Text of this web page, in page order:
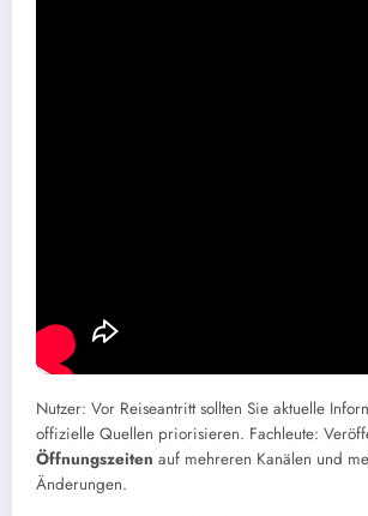
Hinweise für Anwender
Fachleute
Nutzer: Vor Reiseantritt sollten Sie aktuelle
offizielle Quellen priorisieren. Fachleute:
Öffnungszeiten auf mehreren Kanälen und
Änderungen.